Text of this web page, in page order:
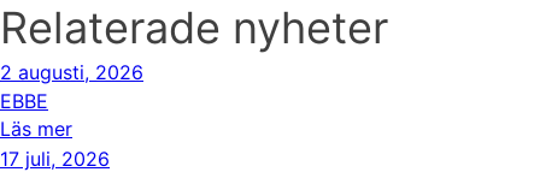
Relaterade nyheter
2 augusti, 2026
EBBE
Läs mer
17 juli, 2026